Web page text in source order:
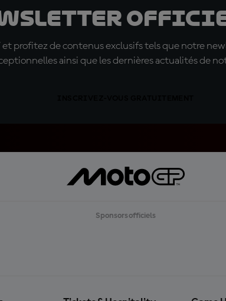
profitez de contenus exclusifs tels que notre
ainsi que les dernières actualités de
Sponsors officiels